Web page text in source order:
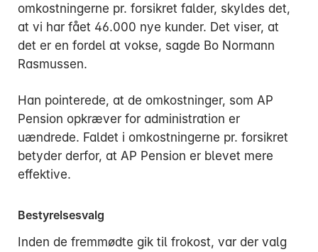
omkostningerne pr. forsikret falder, skyldes det,
at vi har fået 46.000 nye kunder. Det viser, at
det er en fordel at vokse, sagde Bo Normann
Rasmussen.
Han pointerede, at de omkostninger, som AP
Pension opkræver for administration er
uændrede. Faldet i omkostningerne pr. forsikret
betyder derfor, at AP Pension er blevet mere
effektive.
Bestyrelsesvalg
Inden de fremmødte gik til frokost, var der valg